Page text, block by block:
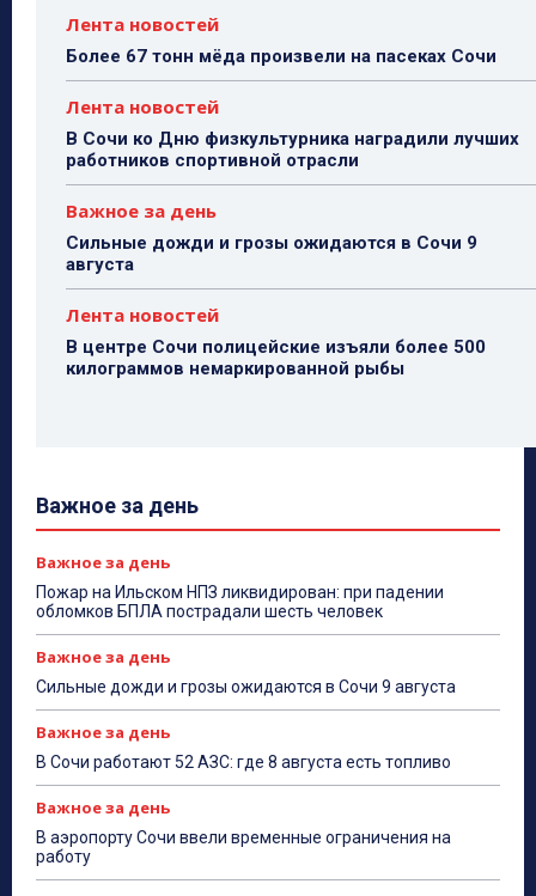
Лента новостей
Более 67 тонн мёда произвели на пасеках Сочи
Лента новостей
В Сочи ко Дню физкультурника наградили лучших
работников спортивной отрасли
Важное за день
Сильные дожди и грозы ожидаются в Сочи 9
августа
Лента новостей
В центре Сочи полицейские изъяли более 500
килограммов немаркированной рыбы
Важное за день
Важное за день
Пожар на Ильском НПЗ ликвидирован: при падении
обломков БПЛА пострадали шесть человек
Важное за день
Сильные дожди и грозы ожидаются в Сочи 9 августа
Важное за день
В Сочи работают 52 АЗС: где 8 августа есть топливо
Важное за день
В аэропорту Сочи ввели временные ограничения на
работу